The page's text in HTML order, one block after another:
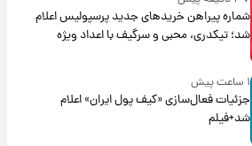
شماره پیراهن خریدهای جدید پرسپولیس اعلام
شد؛ تیکدری، محبی و سرگیف با اعداد ویژه
۱ ساعت پیش
جزئیات فعال‌سازی «کیف پول ایران» اعلام
شد+فیلم